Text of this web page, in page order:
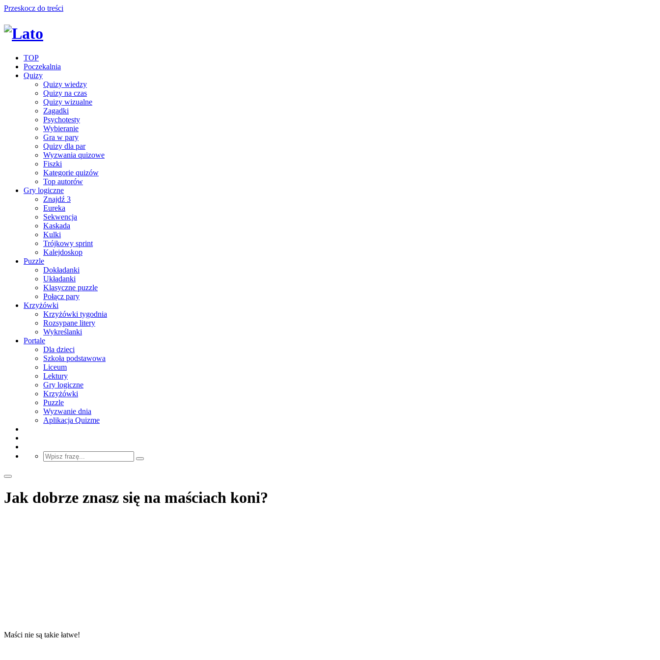
Przeskocz do treści
TOP
Poczekalnia
Quizy
Quizy wiedzy
Quizy na czas
Quizy wizualne
Zagadki
Psychotesty
Wybieranie
Gra w pary
Quizy dla par
Wyzwania quizowe
Fiszki
Kategorie quizów
Top autorów
Gry logiczne
Znajdź 3
Eureka
Sekwencja
Kaskada
Kulki
Trójkowy sprint
Kalejdoskop
Puzzle
Dokładanki
Układanki
Klasyczne puzzle
Połącz pary
Krzyżówki
Krzyżówki tygodnia
Rozsypane litery
Wykreślanki
Portale
Dla dzieci
Szkoła podstawowa
Liceum
Lektury
Gry logiczne
Krzyżówki
Puzzle
Wyzwanie dnia
Aplikacja Quizme
Jak dobrze znasz się na maściach koni?
Maści nie są takie łatwe!